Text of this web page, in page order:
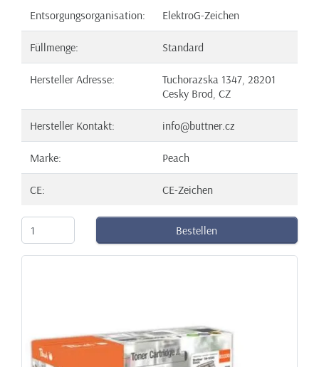
Entsorgungsorganisation: ElektroG-Zeichen
Füllmenge: Standard
Hersteller Adresse:
Tuchorazska 1347, 28201
Cesky Brod, CZ
Hersteller Kontakt: info@buttner.cz
Marke: Peach
CE: CE-Zeichen
Bestellen